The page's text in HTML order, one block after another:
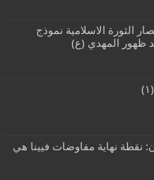
الثورة الاسلامية نموذج
ظهور المهدي (ع)
نهاية مفاوضات فيينا هي